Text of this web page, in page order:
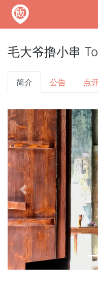
毛大爷撸小串
简介 公告 点
Previous